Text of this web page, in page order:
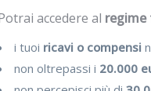
accedere al
i tuoi ricavi o compensi
non oltrepassi i 20.000